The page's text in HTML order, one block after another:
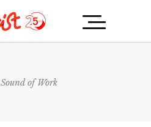
Sound of Work